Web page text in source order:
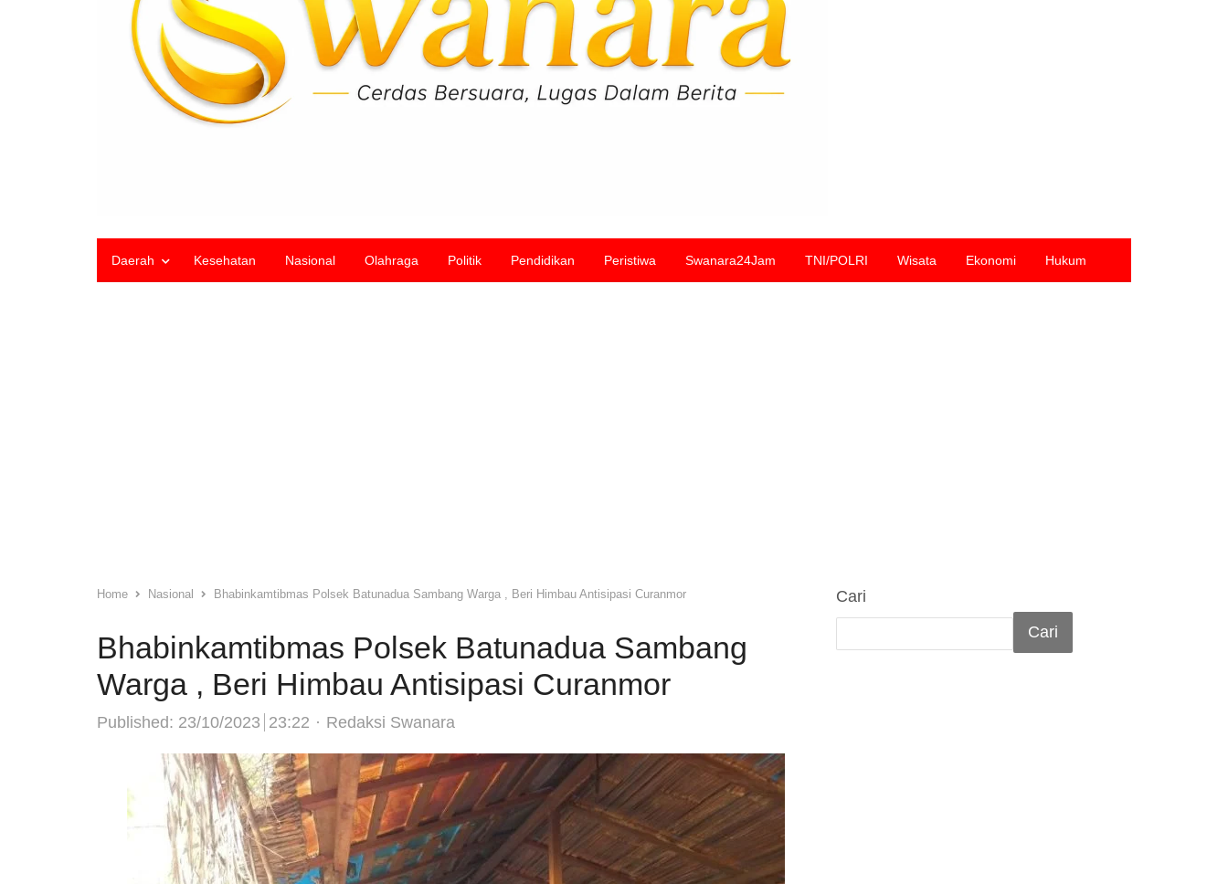
Daerah Kesehatan Nasional Olahraga Politik Pendidikan Peristiwa Swanara24Jam TNI/POLRI Wisata Ekonomi Hukum
Home Nasional Bhabinkamtibmas Polsek Batunadua Sambang Warga , Beri Himbau Antisipasi Curanmor
Bhabinkamtibmas Polsek Batunadua Sambang
Warga , Beri Himbau Antisipasi Curanmor
Published: 23/10/2023 23:22 Author
Redaksi Swanara
Cari
Cari